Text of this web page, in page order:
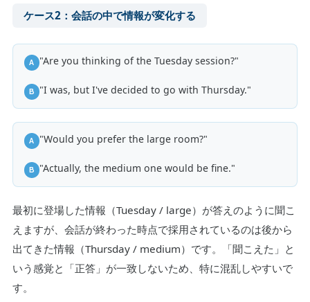
ケース2：会話の中で情報が変化する
A "Are you thinking of the Tuesday session?"
B "I was, but I've decided to go with Thursday."
A "Would you prefer the large room?"
B "Actually, the medium one would be fine."
最初に登場した情報（Tuesday / large）が答えのように聞こ
えますが、会話が終わった時点で採用されているのは後から
出てきた情報（Thursday / medium）です。「聞こえた」と
いう感覚と「正答」が一致しないため、特に混乱しやすいで
す。